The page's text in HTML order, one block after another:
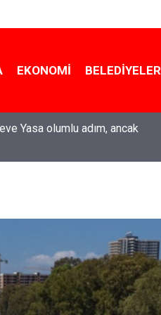
EKONOMI BELEDIYELER
Yasa olumlu adım, ancak